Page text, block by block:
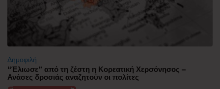
Δημοφιλή
“Έλιωσε” από τη ζέστη η Κορεατική Χερσόνησος –
Ανάσες δροσιάς αναζητούν οι πολίτες